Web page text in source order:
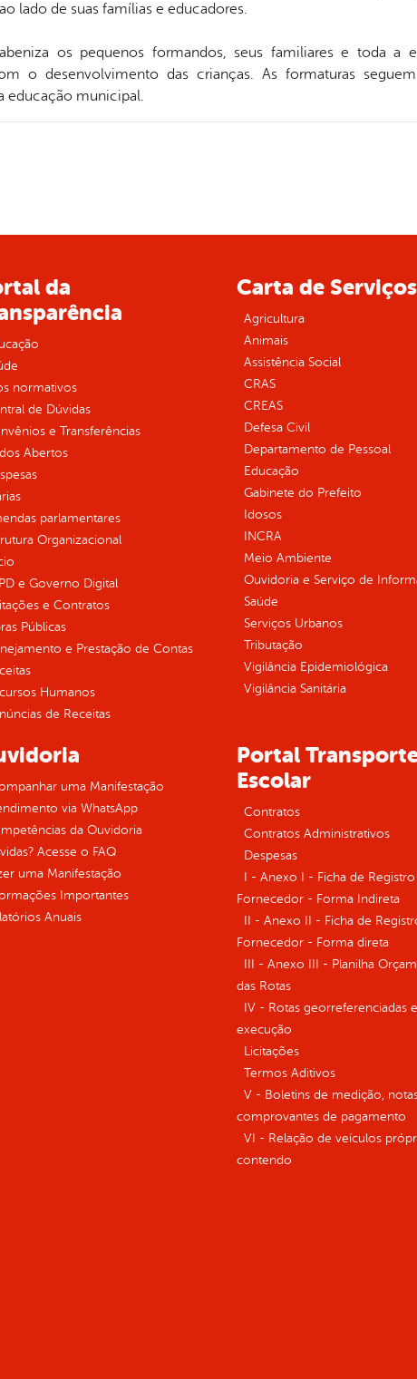
lado de suas famílias e educadores.
os pequenos formandos, seus familiares e toda a
o desenvolvimento das crianças. As formaturas
educação municipal.
da
normativos
de Dúvidas
e Transferências
Abertos
parlamentares
Organizacional
e Governo Digital
e Contratos
Públicas
e Prestação de Contas
Humanos
de Receitas
Carta de Serviços
Agricultura
Animais
Assistência Social
CRAS
CREAS
Defesa Civil
Departamento de Pessoal
Educação
Gabinete do Prefeito
Idosos
INCRA
Meio Ambiente
Ouvidoria e Serviço de
Saúde
Serviços Urbanos
Tributação
Vigilância Epidemiológica
Vigilância Sanitária
uma Manifestação
via WhatsApp
da Ouvidoria
Acesse o FAQ
uma Manifestação
Importantes
Anuais
Portal
Escolar
Contratos
Contratos Administrativos
Despesas
I - Anexo I - Ficha de
Fornecedor - Forma Indireta
II - Anexo II - Ficha de
Fornecedor - Forma direta
III - Anexo III - Planilha
das Rotas
IV - Rotas georreferenciadas
execução
Licitações
Termos Aditivos
V - Boletins de medição,
comprovantes de pagamento
VI - Relação de veículos
contendo